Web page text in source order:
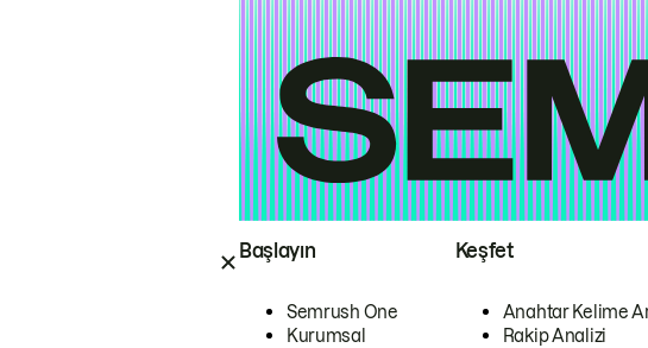
Başlayın
Semrush One
Kurumsal
Keşfet
Anahtar Kelime
Rakip Analizi